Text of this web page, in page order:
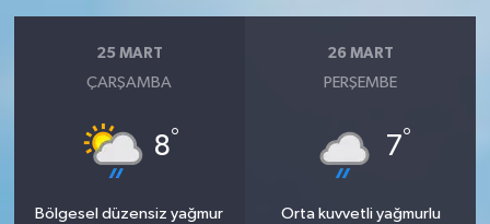
25 MART
ÇARŞAMBA
8°
Bölgesel düzensiz yağmur
26 MART
PERŞEMBE
7°
Orta kuvvetli yağmurlu